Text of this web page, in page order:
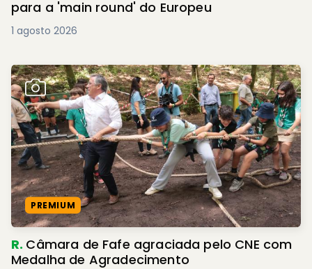
para a 'main round' do Europeu
1 agosto 2026
PREMIUM
R. Câmara de Fafe agraciada pelo CNE com
Medalha de Agradecimento